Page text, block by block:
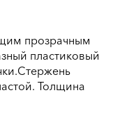
прозрачным
пластиковый
Толщина